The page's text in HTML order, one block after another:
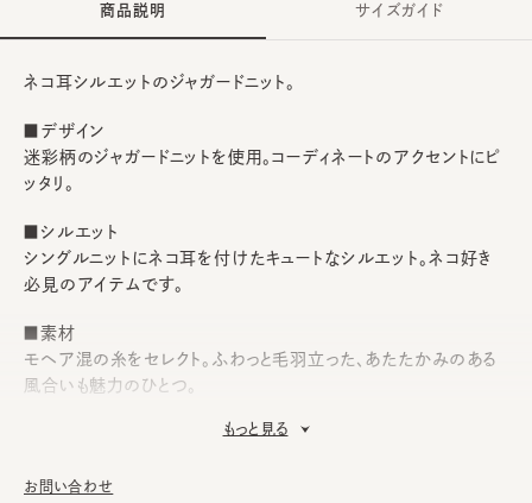
商品説明
ネコ耳シルエットのジャガードニット。
■デザイン
迷彩柄のジャガードニットを使用。コーディネートのアクセントにピ
ッタリ。
■シルエット
シングルニットにネコ耳を付けたキュートなシルエット。ネコ好き
必見のアイテムです。
■素材
モヘア混の糸をセレクト。ふわっと毛羽立った、あたたかみのある
風合いも魅力のひとつ。
して、消臭・抗菌用のスプレーをお勧めしております。
もっと見る
サイズガイド
お問い合わせ